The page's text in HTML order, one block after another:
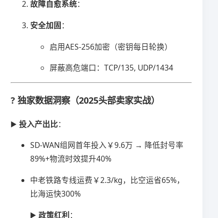
​故障自愈系统​​：
​安全加固​​：
启用AES-256加密（密钥每日轮换）
屏蔽高危端口：TCP/135, UDP/1434
? 独家数据洞察（2025头部卖家实战）
▶️ ​​投入产出比​​：
SD-WAN组网首年投入￥9.6万 → 降低封号率
89%+物流时效提升40%
中老铁路专线运费￥2.3/kg，比空运省65%，
比海运快300%
▶️ ​​政策红利​​：